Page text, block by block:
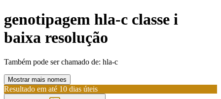
genotipagem hla-c classe i
baixa resolução
Também pode ser chamado de: hla-c
Mostrar mais nomes
Resultado em até 10 dias úteis